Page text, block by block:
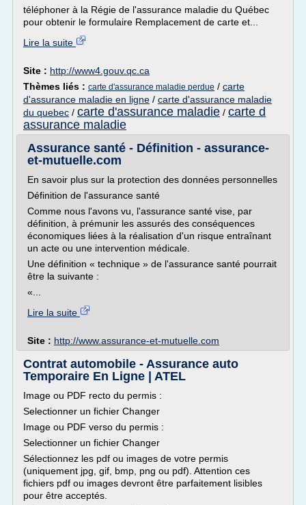
téléphoner à la Régie de l'assurance maladie du Québec
pour obtenir le formulaire Remplacement de carte et...
Lire la suite
Site : http://www4.gouv.qc.ca
Thèmes liés : carte d'assurance maladie perdue / carte
d'assurance maladie en ligne / carte d'assurance maladie
du quebec / carte d'assurance maladie / carte d
assurance maladie
Assurance santé - Définition - assurance-
et-mutuelle.com
En savoir plus sur la protection des données personnelles
Définition de l'assurance santé
Comme nous l'avons vu, l'assurance santé vise, par
définition, à prémunir les assurés des conséquences
économiques liées à la réalisation d'un risque entraînant
un acte ou une intervention médicale.
Une définition « technique » de l'assurance santé pourrait
être la suivante :
«...
Lire la suite
Site : http://www.assurance-et-mutuelle.com
Contrat automobile - Assurance auto
Temporaire En Ligne | ATEL
Image ou PDF recto du permis :
Selectionner un fichier Changer
Image ou PDF verso du permis :
Selectionner un fichier Changer
Sélectionnez les pdf ou images de votre permis
(uniquement jpg, gif, bmp, png ou pdf). Attention ces
fichiers pdf ou images devront être parfaitement lisibles
pour être acceptés.